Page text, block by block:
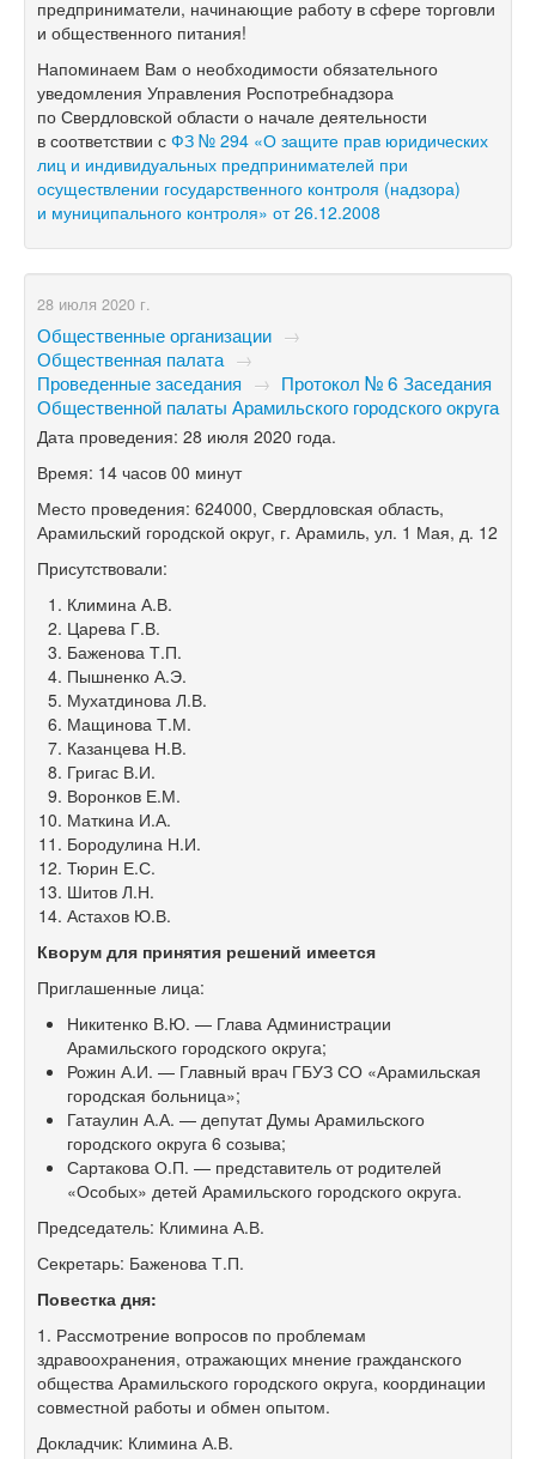
предприниматели, начинающие работу в сфере торговли
и общественного питания!
Напоминаем Вам о необходимости обязательного
уведомления Управления Роспотребнадзора
по Свердловской области о начале деятельности
в соответствии с ФЗ № 294 «О защите прав юридических
лиц и индивидуальных предпринимателей при
осуществлении государственного контроля (надзора)
и муниципального контроля» от 26.12.2008
28 июля 2020 г.
Общественные организации →
Общественная палата →
Проведенные заседания → Протокол № 6 Заседания
Общественной палаты Арамильского городского округа
Дата проведения: 28 июля 2020 года.
Время: 14 часов 00 минут
Место проведения: 624000, Свердловская область,
Арамильский городской округ, г. Арамиль, ул. 1 Мая, д. 12
Присутствовали:
Климина А.В.
Царева Г.В.
Баженова Т.П.
Пышненко А.Э.
Мухатдинова Л.В.
Мащинова Т.М.
Казанцева Н.В.
Григас В.И.
Воронков Е.М.
Маткина И.А.
Бородулина Н.И.
Тюрин Е.С.
Шитов Л.Н.
Астахов Ю.В.
Кворум для принятия решений имеется
Приглашенные лица:
Никитенко В.Ю. — Глава Администрации
Арамильского городского округа;
Рожин А.И. — Главный врач ГБУЗ СО «Арамильская
городская больница»;
Гатаулин А.А. — депутат Думы Арамильского
городского округа 6 созыва;
Сартакова О.П. — представитель от родителей
«Особых» детей Арамильского городского округа.
Председатель: Климина А.В.
Секретарь: Баженова Т.П.
Повестка дня:
1. Рассмотрение вопросов по проблемам
здравоохранения, отражающих мнение гражданского
общества Арамильского городского округа, координации
совместной работы и обмен опытом.
Докладчик: Климина А.В.